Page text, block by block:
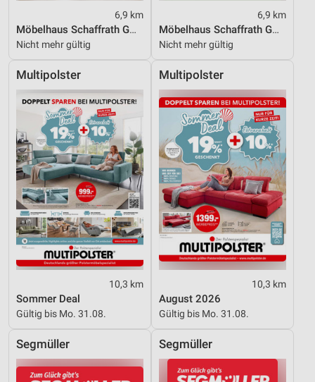
6,9 km
Möbelhaus Schaffrath GmbH & Co. KG
Nicht mehr gültig
6,9 km
Möbelhaus Schaffrath GmbH & Co. KG
Nicht mehr gültig
Multipolster
10,3 km
Sommer Deal
Gültig bis Mo. 31.08.
Multipolster
10,3 km
August 2026
Gültig bis Mo. 31.08.
Segmüller Segmüller